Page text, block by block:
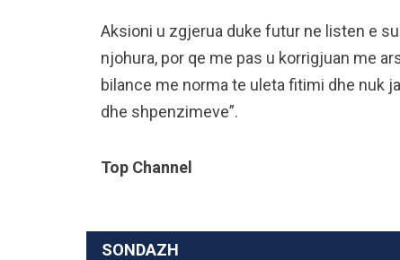
Aksioni u zgjerua duke futur ne listen e
njohura, por qe me pas u korrigjuan me
bilance me norma te uleta fitimi dhe nuk
dhe shpenzimeve”.
Top Channel
SONDAZH